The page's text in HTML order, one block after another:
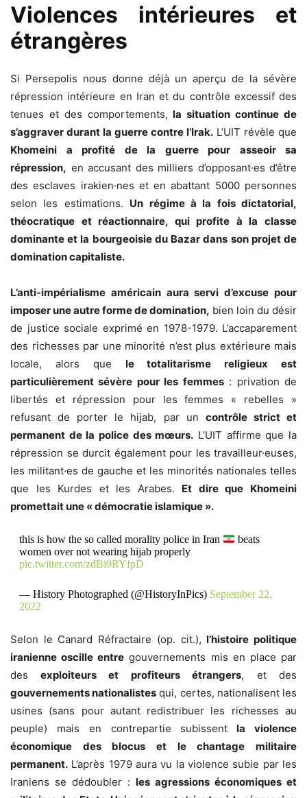
Violences intérieures et
étrangères
Si Persepolis nous donne déjà un aperçu de la sévère
répression intérieure en Iran et du contrôle excessif des
tenues et des comportements,la situation continue de
s’aggraver durant la guerre contre l’Irak. L’UIT révèle que
Khomeini a profité de la guerre pour asseoir sa
répression, en accusant des milliers d’opposant·es d’être
des esclaves irakien·nes et en abattant 5000 personnes
selon les estimations. Un régime à la fois dictatorial,
théocratique et réactionnaire, qui profite à la classe
dominante et la bourgeoisie du Bazar dans son projet de
domination capitaliste.
L’anti-impérialisme américain aura servi d’excuse pour
imposer une autre forme de domination, bien loin du désir
de justice sociale exprimé en 1978-1979. L’accaparement
des richesses par une minorité n’est plus extérieure mais
locale, alors que le totalitarisme religieux est
particulièrement sévère pour les femmes: privation de
libertés et répression pour les femmes « rebelles »
refusant de porter le hijab, par un contrôle strict et
permanent de la police des mœurs. L’UIT affirme que la
répression se durcit également pour les travailleur·euses,
les militant·es de gauche et les minorités nationales telles
que les Kurdes et les Arabes. Et dire que Khomeini
promettait une « démocratie islamique ».
this is how the so called morality police in Iran
beats
women over not wearing hijab properly
pic.twitter.com/zdBi9RYfpD
— History Photographed (@HistoryInPics) September 22,
2022
Selon le Canard Réfractaire (op. cit.),l’histoire politique
iranienne oscille entre gouvernements mis en place par
des exploiteurs et profiteurs étrangers, et des
gouvernements nationalistes qui, certes, nationalisent les
usines (sans pour autant redistribuer les richesses au
peuple) mais en contrepartie subissent la violence
économique des blocus et le chantage militaire
permanent. L’après 1979 aura vu la violence subie par les
Iraniens se dédoubler : les agressions économiques et